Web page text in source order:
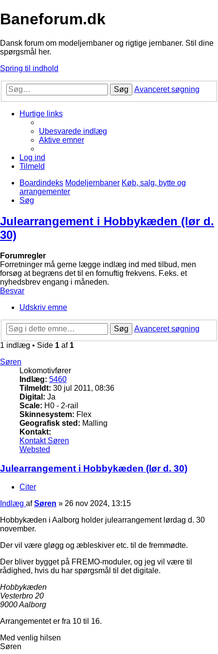
Baneforum.dk
Dansk forum om modeljernbaner og rigtige jernbaner. Stil dine
spørgsmål her.
Spring til indhold
Søg Avanceret søgning
Hurtige links
Ubesvarede indlæg
Aktive emner
Log ind
Tilmeld
Boardindeks Modeljernbaner Køb, salg, bytte og
arrangementer
Søg
Julearrangement i Hobbykæden (lør d.
30)
Forumregler
Forretninger må gerne lægge indlæg ind med tilbud, men
forsøg at begræns det til en fornuftig frekvens. F.eks. et
nyhedsbrev engang i måneden.
Besvar
Udskriv emne
Søg
Avanceret søgning
1 indlæg • Side 1 af 1
Søren
Lokomotivfører
Indlæg: 5460
Tilmeldt: 30 jul 2011, 08:36
Digital: Ja
Scale: H0 - 2-rail
Skinnesystem: Flex
Geografisk sted: Malling
Kontakt:
Kontakt Søren
Websted
Julearrangement i Hobbykæden (lør d. 30)
Citer
Indlæg afSøren » 26 nov 2024, 13:15
Hobbykæden i Aalborg holder julearrangement lørdag d. 30
november.
Der vil være gløgg og æbleskiver etc. til de fremmødte.
Der bliver bygget på FREMO-moduler, og jeg vil være til
rådighed, hvis du har spørgsmål til det digitale.
Hobbykæden
Vesterbro 20
9000 Aalborg
Arrangementet er fra 10 til 16.
Med venlig hilsen
Søren